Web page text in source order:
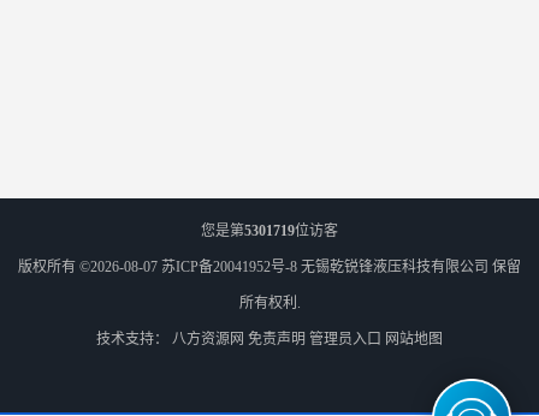
您是第5301719位访客
版权所有 ©2026-08-07 苏ICP备20041952号-8 无锡乾锐锋液压科技有限公司 保留
所有权利.
技术支持： 八方资源网 免责声明 管理员入口 网站地图